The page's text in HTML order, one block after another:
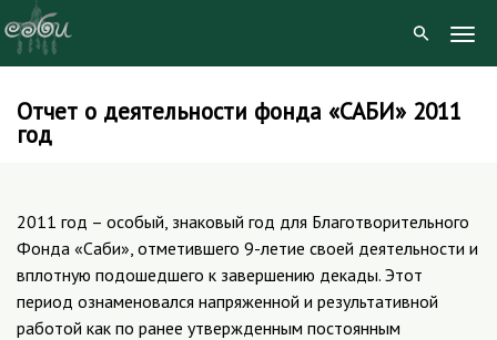
SkipОтчет о деятельности фонда «САБИ» 2011
год
2011 год – особый, знаковый год для Благотворительного
Фонда «Саби», отметившего 9-летие своей деятельности и
вплотную подошедшего к завершению декады. Этот
период ознаменовался напряженной и результативной
работой как по ранее утвержденным постоянным